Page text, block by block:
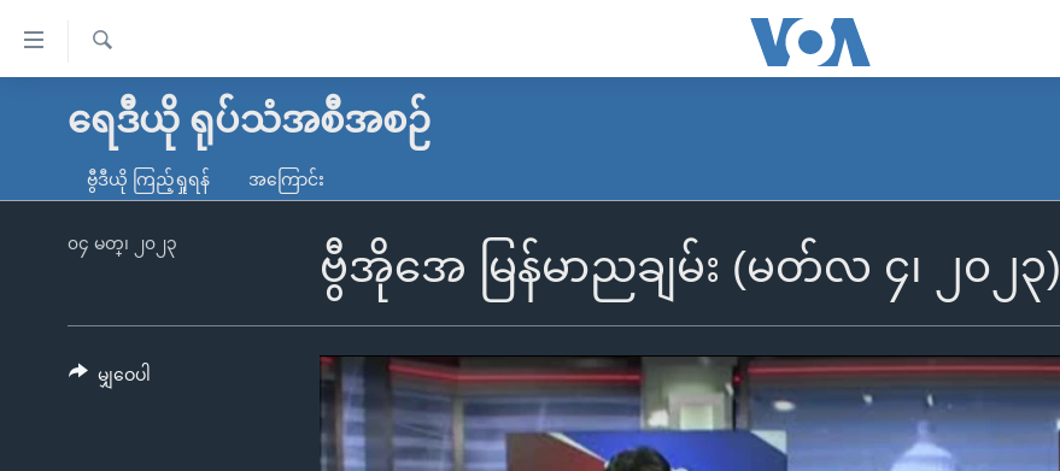
လွယ်ကူ
သည့်
မူလစာမျက်နှာ
ကမ္ဘာ့သတင်းများ
နိုင်ငံတကာ
တရုတ်
အစ္စရေး-ပါလက်စတိုင်း
ရပ်ဝန်းတခု လမ်းတခု အလွန်
အင်္ဂလိပ်စာလေ့လာမယ်
ရ
ရေဒီယို ရုပ်သံအစီအစဉ်
ဗွီဒီယို ကြည့်ရှုရန် အကြောင်း
ဗွီအိုအေ မြန်မာညချမ်း (မတ်လ ၄၊ ၂၀၂၃)
၀၄ မတ္၊ ၂၀၂၃
မျှဝေပါ